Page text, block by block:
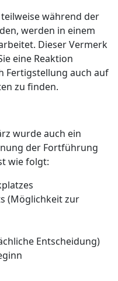
während der
werden in einem
Dieser Vermerk
eine Reaktion
Fertigstellung auch auf
zu finden.
wurde auch ein
der Fortführung
wie folgt:
(Möglichkeit zur
Entscheidung)